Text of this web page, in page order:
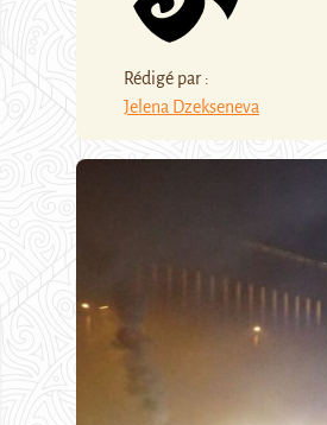
Rédigé par :
Jelena Dzekseneva